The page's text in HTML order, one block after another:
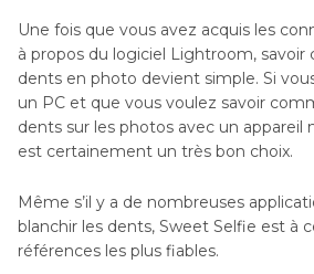
Une fois que vous avez acquis les
à propos du logiciel Lightroom,
dents en photo devient simple. Si
un PC et que vous voulez savoir
dents sur les photos avec un appareil
est certainement un très bon choix.
Même s’il y a de nombreuses
blanchir les dents, Sweet Selfie est à
références les plus fiables.